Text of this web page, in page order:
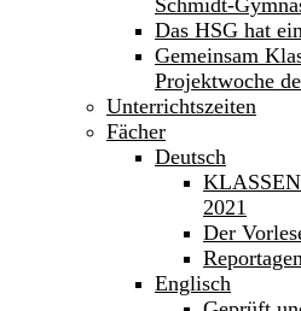
Schmidt-
Das HSG hat
Gemeinsam
Projektwoche
Unterrichtszeiten
Fächer
Deutsch
2021
Der
Englisch